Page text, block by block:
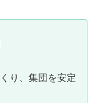
り、集団を安定